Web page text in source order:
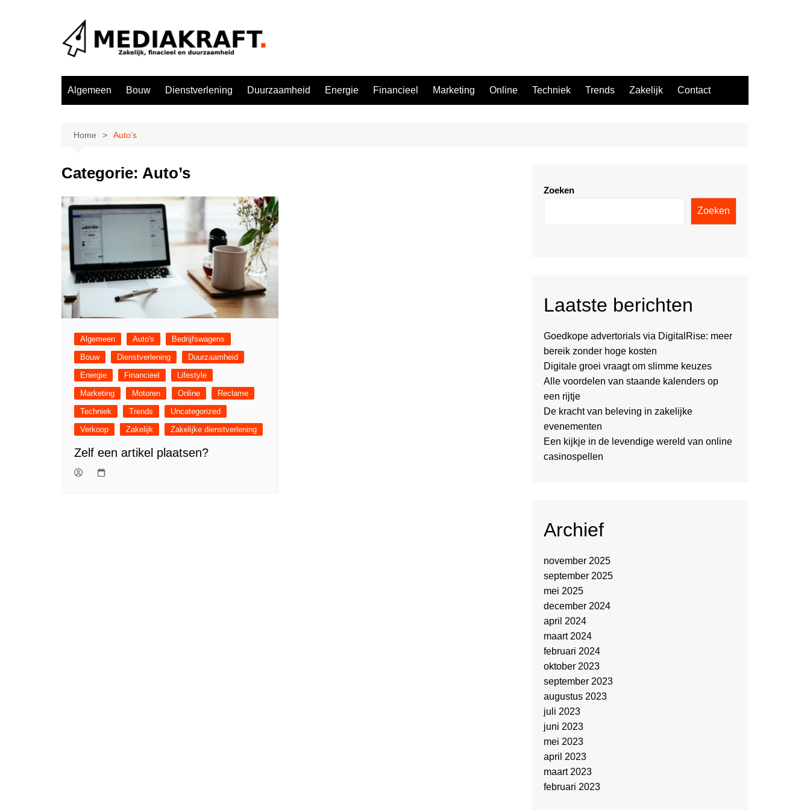
Algemeen Bouw Dienstverlening Duurzaamheid Energie Financieel Marketing Online Techniek Trends Zakelijk Contact
Home Auto’s
Categorie: Auto’s
Algemeen Auto's
Bedrijfswagens
Bouw
Dienstverlening
Duurzaamheid
Energie
Financieel
Lifestyle
Marketing
Motoren Online
Reclame
Techniek
Trends
Uncategorized
Verkoop
Zakelijk Zakelijke dienstverlening
Zelf een artikel plaatsen?
Zoeken
Zoeken
Laatste berichten
Goedkope advertorials via DigitalRise: meer
bereik zonder hoge kosten
Digitale groei vraagt om slimme keuzes
Alle voordelen van staande kalenders op
een rijtje
De kracht van beleving in zakelijke
evenementen
Een kijkje in de levendige wereld van online
casinospellen
Archief
november 2025
september 2025
mei 2025
december 2024
april 2024
maart 2024
februari 2024
oktober 2023
september 2023
augustus 2023
juli 2023
juni 2023
mei 2023
april 2023
maart 2023
februari 2023